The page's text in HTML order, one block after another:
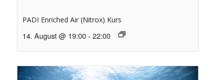
PADI Enriched Air (Nitrox) Kurs
14. August @ 19:00 - 22:00